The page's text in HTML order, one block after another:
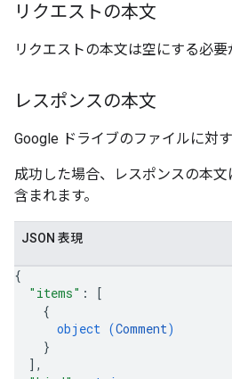
リクエストの本文
リクエストの本文は空にする必要
レスポンスの本文
Google ドライブのファイルに対
成功した場合、レスポンスの本
含まれます。
JSON 表現
{
"items" :
[
{
object (Comment)
}
] ,